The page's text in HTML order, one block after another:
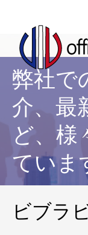
弊社で
介、最
ど、様
ていま
ビブラ